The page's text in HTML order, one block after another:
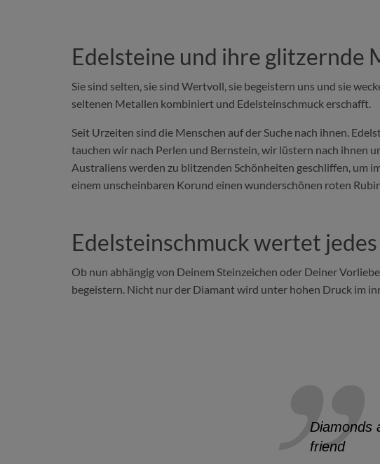
Edelsteine und ihre glitzernde
Sie sind selten, sie sind Wertvoll, sie begeistern uns und sie
seltenen Metallen kombiniert und Edelsteinschmuck erschafft.
Seit Urzeiten sind die Menschen auf der Suche nach ihnen.
tauchen wir nach Perlen und Bernstein, wir lüstern nach ihnen
Australiens werden zu blitzenden Schönheiten geschliffen, um
einem unscheinbaren Korund einen wunderschönen roten
Edelsteinschmuck wertet
Ob nun abhängig von Deinem Steinzeichen oder Deiner
begeistern. Nicht nur der Diamant wird unter hohen Druck im
Diamonds
friend